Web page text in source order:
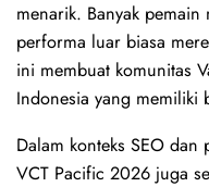
menarik. Banyak
performa luar biasa
ini membuat komunitas
Indonesia yang memiliki
Dalam konteks SEO
VCT Pacific 2026 juga